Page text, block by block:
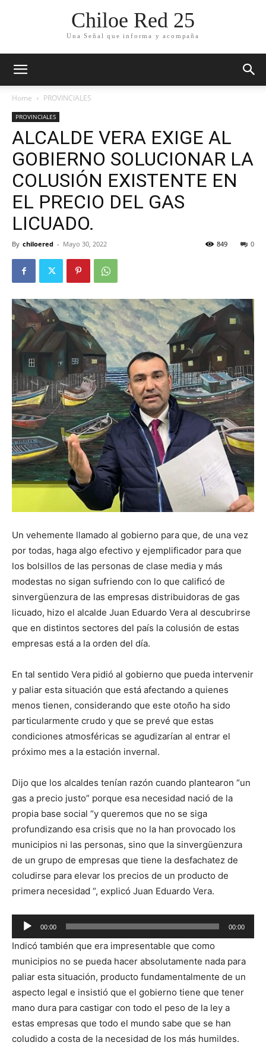
Chiloe Red 25
Una Señal que informa y acompaña
Home PROVINCIALES
PROVINCIALES
ALCALDE VERA EXIGE AL
GOBIERNO SOLUCIONAR LA
COLUSIÓN EXISTENTE EN
EL PRECIO DEL GAS
LICUADO.
By chiloered - Mayo 30, 2022 0
849
Un vehemente llamado al gobierno para que, de una vez
por todas, haga algo efectivo y ejemplificador para que
los bolsillos de las personas de clase media y más
modestas no sigan sufriendo con lo que calificó de
sinvergüenzura de las empresas distribuidoras de gas
licuado, hizo el alcalde Juan Eduardo Vera al descubrirse
que en distintos sectores del país la colusión de estas
empresas está a la orden del día.
En tal sentido Vera pidió al gobierno que pueda intervenir
y paliar esta situación que está afectando a quienes
menos tienen, considerando que este otoño ha sido
particularmente crudo y que se prevé que estas
condiciones atmosféricas se agudizarían al entrar el
próximo mes a la estación invernal.
Dijo que los alcaldes tenían razón cuando plantearon “un
gas a precio justo” porque esa necesidad nació de la
propia base social “y queremos que no se siga
profundizando esa crisis que no la han provocado los
municipios ni las personas, sino que la sinvergüenzura
de un grupo de empresas que tiene la desfachatez de
coludirse para elevar los precios de un producto de
primera necesidad “, explicó Juan Eduardo Vera.
Reproductor
de
Audio
00:00 00:00
Indicó también que era impresentable que como
municipios no se pueda hacer absolutamente nada para
paliar esta situación, producto fundamentalmente de un
aspecto legal e insistió que el gobierno tiene que tener
mano dura para castigar con todo el peso de la ley a
estas empresas que todo el mundo sabe que se han
coludido a costa de la necesidad de los más humildes.